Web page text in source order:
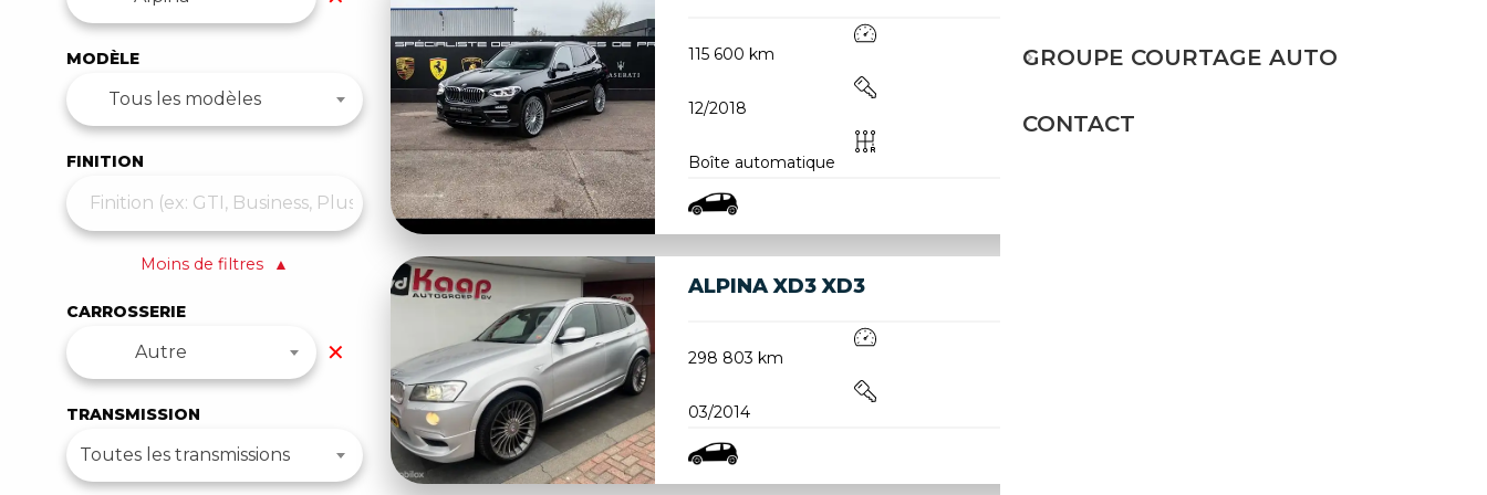
MODÈLE
Tous les modèles
FINITION
Moins de filtres ▲
CARROSSERIE
Autre ✕
TRANSMISSION
Toutes les transmissions
115 600 km Diesel
12/2018
Boîte automatique
ALPINA XD3 XD3
298 803 km
03/2014
GROUPE COURTAGE AUTO
CONTACT